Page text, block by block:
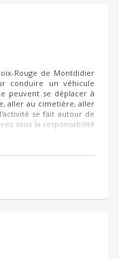
Rouge de Montdidier
conduire un véhicule
peuvent se déplacer à
aller au cimetière, aller
se fait autour de
sous la responsabilité